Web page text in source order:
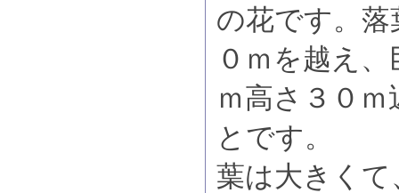
の花です。
０ｍを越え
ｍ高さ３０
とです。
葉は大きく